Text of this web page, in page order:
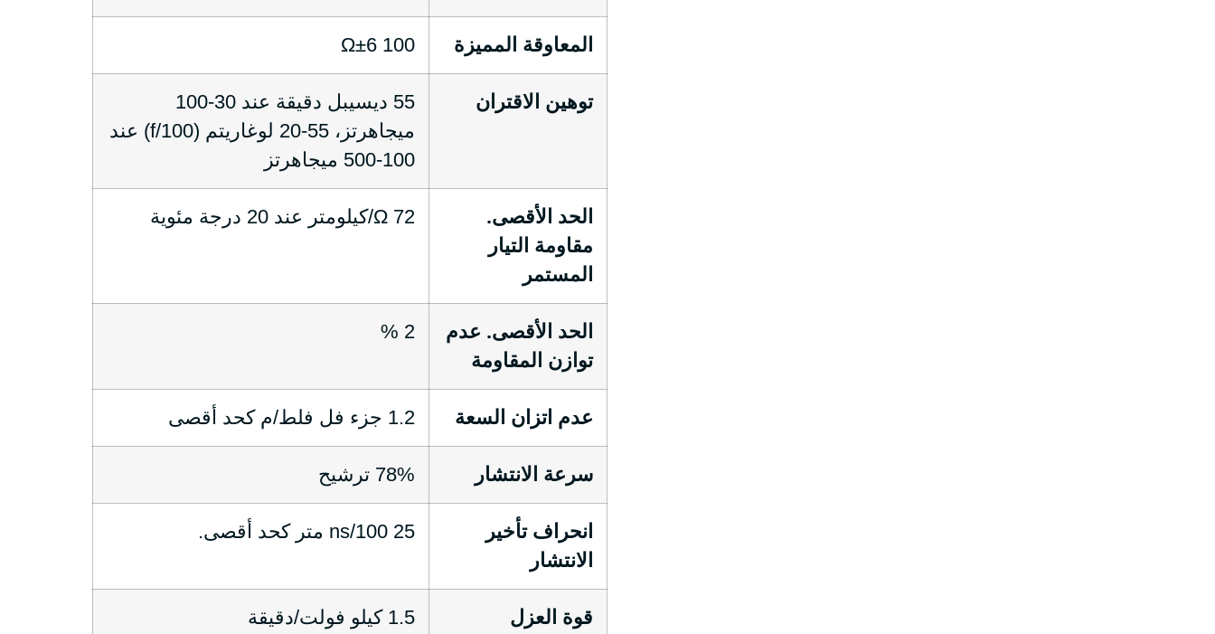
المعاوقة المميزة 100 Ω±6
توهين الاقتران
55 ديسيبل دقيقة عند 30-100
ميجاهرتز، 55-20 لوغاريتم (f/100) عند
100-500 ميجاهرتز
الحد الأقصى.
مقاومة التيار
المستمر
72 Ω/كيلومتر عند 20 درجة مئوية
الحد الأقصى. عدم
توازن المقاومة
2 %
عدم اتزان السعة 1.2 جزء فل فلط/م كحد أقصى
سرعة الانتشار 78% ترشيح
انحراف تأخير
الانتشار
25 ns/100 متر كحد أقصى.
قوة العزل
1.5 كيلو فولت/دقيقة